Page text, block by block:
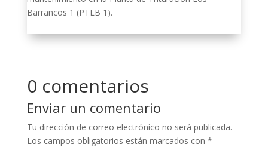
Barrancos 1 (PTLB 1).
0 comentarios
Enviar un comentario
Tu dirección de correo electrónico no será publicada.
Los campos obligatorios están marcados con *